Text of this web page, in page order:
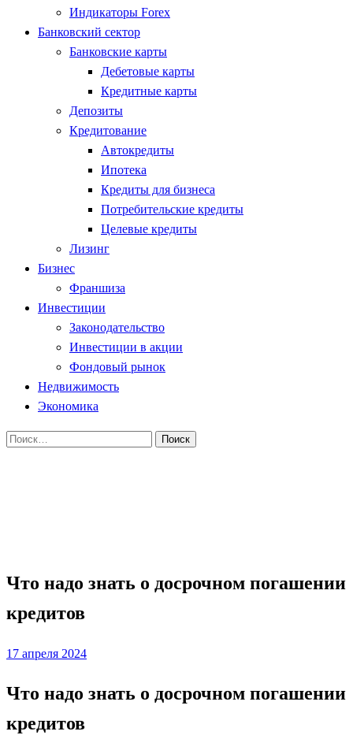
Индикаторы Forex
Банковский сектор
Банковские карты
Дебетовые карты
Кредитные карты
Депозиты
Кредитование
Автокредиты
Ипотека
Кредиты для бизнеса
Потребительские кредиты
Целевые кредиты
Лизинг
Бизнес
Франшиза
Инвестиции
Законодательство
Инвестиции в акции
Фондовый рынок
Недвижимость
Экономика
Найти:
Что надо знать о досрочном погашении
кредитов
Posted
17 апреля 2024
Что надо знать о досрочном погашении
кредитов